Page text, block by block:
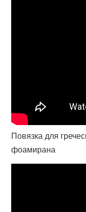
Повязка для
фоамирана